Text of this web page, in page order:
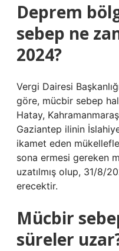
Deprem
sebep ne
2024?
Vergi Dairesi
göre, mücbir sebep
Hatay,
Gaziantep ilinin
ikamet eden
sona ermesi gereken
uzatılmış olup, 31/8/
erecektir.
Mücbir
süreler